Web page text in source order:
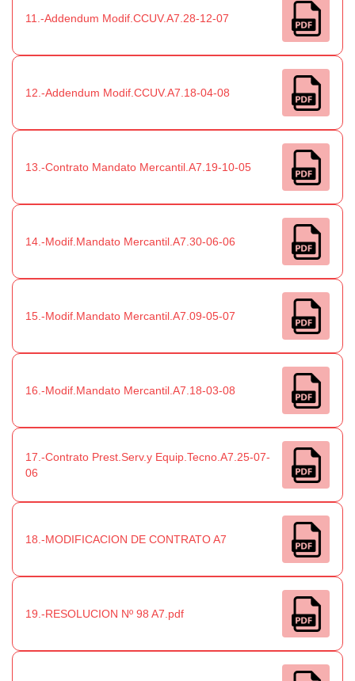
11.-Addendum Modif.CCUV.A7.28-12-07
12.-Addendum Modif.CCUV.A7.18-04-08
13.-Contrato Mandato Mercantil.A7.19-10-05
14.-Modif.Mandato Mercantil.A7.30-06-06
15.-Modif.Mandato Mercantil.A7.09-05-07
16.-Modif.Mandato Mercantil.A7.18-03-08
17.-Contrato Prest.Serv.y Equip.Tecno.A7.25-07-
06
18.-MODIFICACION DE CONTRATO A7
19.-RESOLUCION Nº 98 A7.pdf